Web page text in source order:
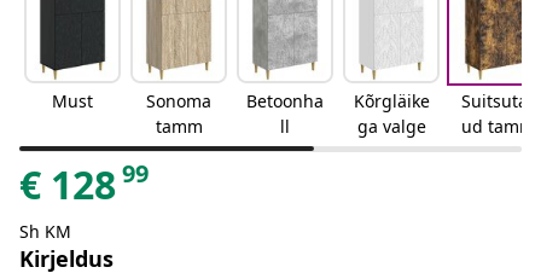
Must
Sonoma
tamm
Betoonha
ll
Kõrgläike
ga valge
Suitsutat
ud tamm
€ 12899
Sh KM
Kirjeldus